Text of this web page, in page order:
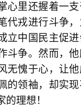
心里还握着一
代戎进行斗争
立中国民主促
斗争。然而，
无愧于心，让
的领袖，却实
理想！